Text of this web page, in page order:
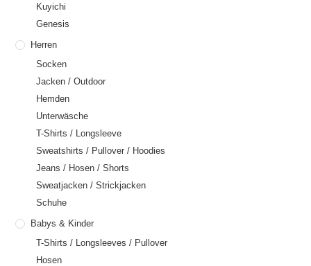
Kuyichi
Genesis
Herren
Socken
Jacken / Outdoor
Hemden
Unterwäsche
T-Shirts / Longsleeve
Sweatshirts / Pullover / Hoodies
Jeans / Hosen / Shorts
Sweatjacken / Strickjacken
Schuhe
Babys & Kinder
T-Shirts / Longsleeves / Pullover
Hosen